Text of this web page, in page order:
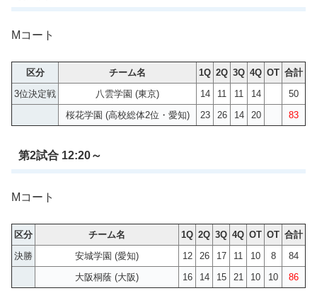
Mコート
区分 チーム名 1Q 2Q 3Q 4Q OT 合計
3位決定戦
八雲学園 (東京) 14 11 11 14
50
桜花学園 (高校総体2位・愛知)
23 26 14 20 83
第2試合 12:20～
Mコート
区分 チーム名 1Q 2Q 3Q 4Q OT OT 合計
決勝
安城学園 (愛知) 12 26 17 11 10 8
84
大阪桐蔭 (大阪)
16 14 15 21 10 10 86